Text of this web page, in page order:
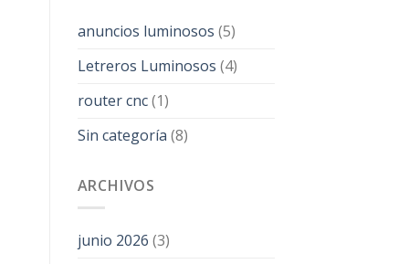
anuncios luminosos (5)
Letreros Luminosos (4)
router cnc(1)
Sin categoría (8)
ARCHIVOS
junio 2026 (3)